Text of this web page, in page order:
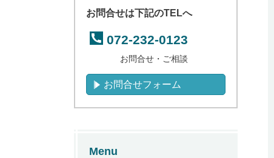
お問合せは下記のTELへ
072-232-0123
お問合せ・ご相談
お問合せフォーム
Menu